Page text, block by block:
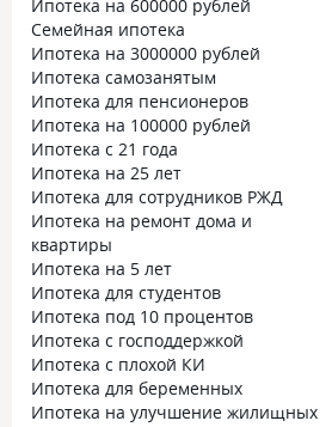
Ипотека на 600000 рублей
Семейная ипотека
Ипотека на 3000000 рублей
Ипотека самозанятым
Ипотека для пенсионеров
Ипотека на 100000 рублей
Ипотека с 21 года
Ипотека на 25 лет
Ипотека для сотрудников РЖД
Ипотека на ремонт дома и
квартиры
Ипотека на 5 лет
Ипотека для студентов
Ипотека под 10 процентов
Ипотека с господдержкой
Ипотека с плохой КИ
Ипотека для беременных
Ипотека на улучшение жилищных